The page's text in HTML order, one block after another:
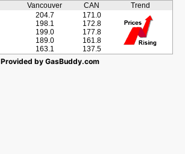
Vancouver CAN
Trend
204.7
198.1
199.0
189.0
163.1
171.0
172.8
177.8
161.8
137.5
Provided by GasBuddy.com